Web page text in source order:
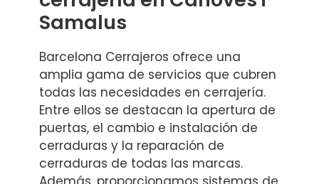
Samalus
Barcelona Cerrajeros ofrece una
amplia gama de servicios que cubren
todas las necesidades en cerrajería.
Entre ellos se destacan la apertura de
puertas, el cambio e instalación de
cerraduras y la reparación de
cerraduras de todas las marcas.